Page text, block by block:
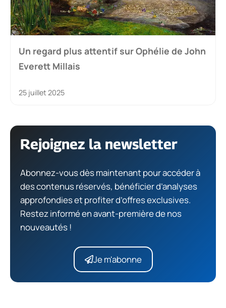
Un regard plus attentif sur Ophélie de John
Everett Millais
25 juillet 2025
Rejoignez la newsletter
Abonnez-vous dès maintenant pour accéder à
des contenus réservés, bénéficier d’analyses
approfondies et profiter d’offres exclusives.
Restez informé en avant-première de nos
nouveautés !
Je m'abonne